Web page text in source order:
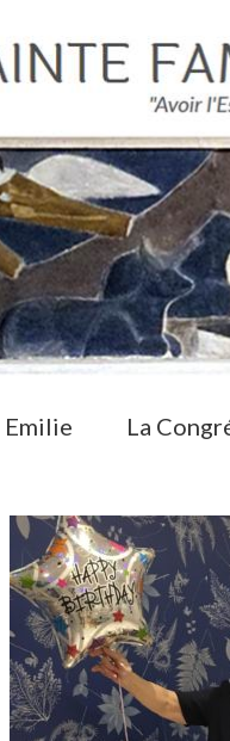
Emilie La